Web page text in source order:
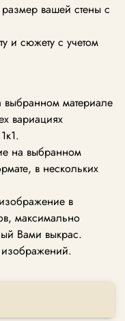
вашей стены с
и сюжету с учетом
материале
вариациях
на выбранном
в нескольких
в
максимально
Вами выкрас.